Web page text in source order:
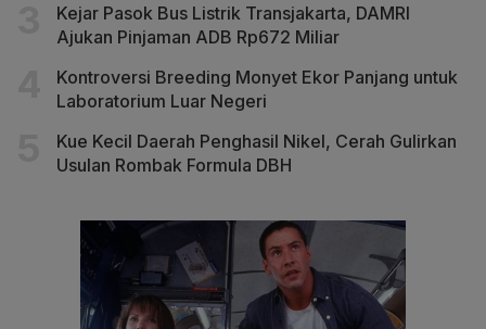
Kejar Pasok Bus Listrik Transjakarta, DAMRI
Ajukan Pinjaman ADB Rp672 Miliar
Kontroversi Breeding Monyet Ekor Panjang untuk
Laboratorium Luar Negeri
Kue Kecil Daerah Penghasil Nikel, Cerah Gulirkan
Usulan Rombak Formula DBH